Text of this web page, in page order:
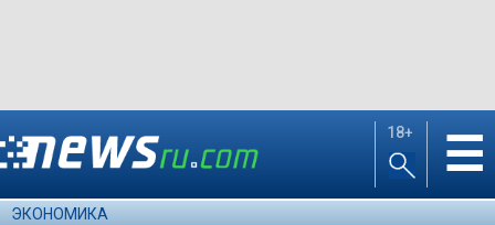
18+ ☰
ЭКОНОМИКА